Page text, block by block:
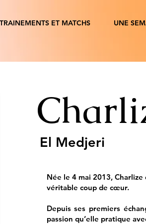
ET MATCHS UNE
El Medjeri
Née le 4 mai 2013,
véritable coup de cœur.
Depuis ses premiers
passion qu’elle pratique